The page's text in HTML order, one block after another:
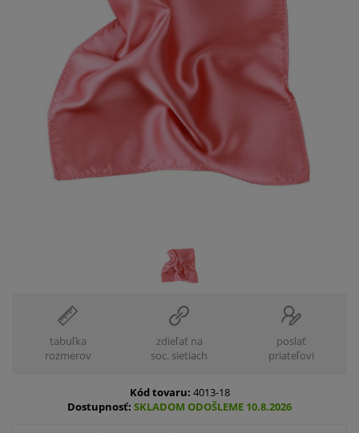
tabuľka
rozmerov
zdieľať na
soc. sietiach
poslať
priateľovi
Kód tovaru: 4013-18
Dostupnosť: SKLADOM ODOŠLEME 10.8.2026